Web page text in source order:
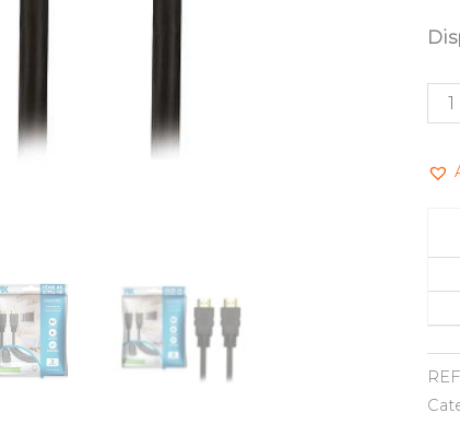
V2.0
(M)
(M)
3D
PIX
018-
REF